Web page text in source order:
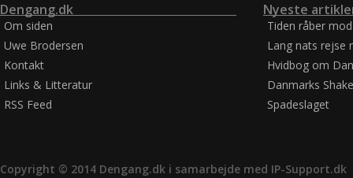
Dengang.dk
Om siden
Uwe Brodersen
Kontakt
Links & Litteratur
RSS Feed
Nyeste
Tiden råber
Lang nats rejse
Hvidbog om
Danmarks
Spadeslaget
Copyright © 2014 Dengang.dk i samarbejde med IP-Support.dk